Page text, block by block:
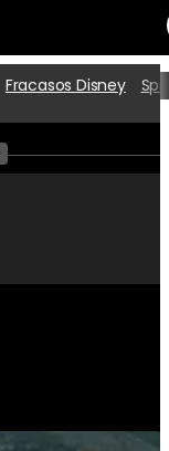
Películas
Fracasos Disney